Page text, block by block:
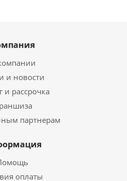
и новости
и рассрочка
партнерам
оплаты